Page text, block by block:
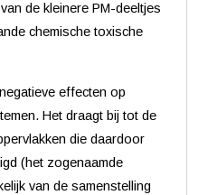
de kleinere PM-deeltjes
chemische toxische
effecten op
Het draagt bij tot de
die daardoor
(het zogenaamde
van de samenstelling